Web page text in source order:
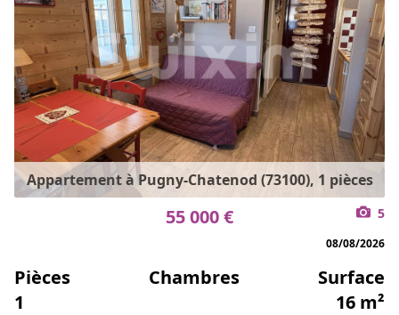
Appartement à Pugny-Chatenod (73100), 1 pièces
55 000 € 5
08/08/2026
Pièces
1
Chambres
Surface
16 m²